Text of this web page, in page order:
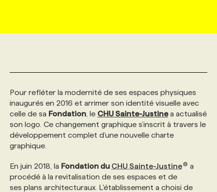
PRIX ET DISTINCTIONS
TENDANCES
GEO/SEO
ÉVÉNEMENTIEL
NOS AUTEUR‧RICES
FAQ
ANNONCEZ AVEC NOUS
FORMATIONS PERSONNALISÉES
NOS FORMATEUR‧RICES
POURQUOI CHOISIR NOS FORMATIONS
NOS TARIFS
NOS EXPERTISES
FAQ
Pour refléter la modernité de ses espaces physiques
inaugurés en 2016 et arrimer son identité visuelle avec
celle de sa Fondation , le CHU Sainte-Justinea actualisé
son logo. Ce changement graphique s’inscrit à travers le
développement complet d’une nouvelle charte
graphique.
En juin 2018, la Fondation du CHU Sainte-Justine
a
procédé à la revitalisation de ses espaces et de
ses plans architecturaux. L'établissement a choisi de